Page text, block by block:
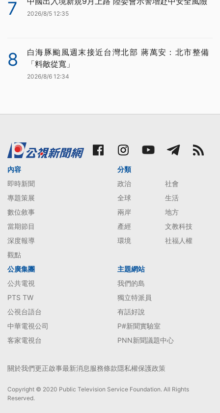
7 2026/8/5 12:35
8
白海豚颱風週末接近台灣北部 蔣萬安：北市整備
「料敵從寬」
2026/8/6 12:34
內容
即時新聞
專題策展
數位敘事
當期節目
深度報導
觀點
分類
政治
社會
全球
生活
兩岸
地方
產經
文教科技
環境
社福人權
公廣集團
公共電視
PTS TW
公視台語台
中華電視公司
客家電視台
主題網站
我們的島
獨立特派員
有話好說
P#新聞實驗室
PNN新聞議題中心
關於我們更正啟事最新消息服務條款隱私權保護政策
Copyright © 2020 Public Television Service Foundation. All Rights
Reserved.